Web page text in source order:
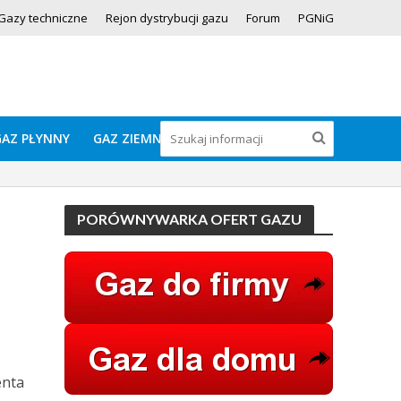
techniczne Rejon dystrybucji gazu Forum PGNiG
PŁYNNY GAZ ZIEMNY
PORÓWNYWARKA OFERT GAZU